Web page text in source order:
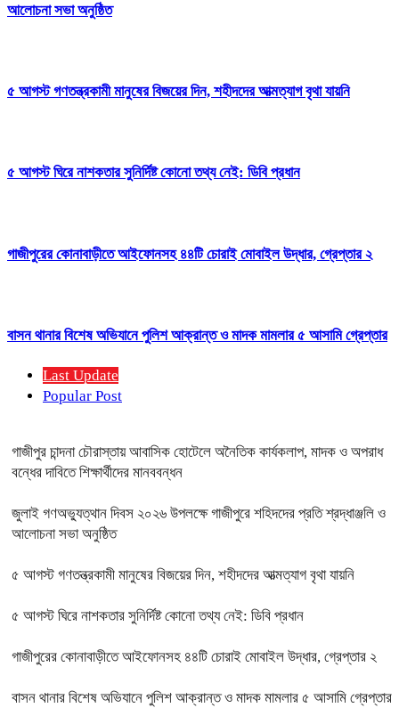
আলোচনা সভা অনুষ্ঠিত
৫ আগস্ট গণতন্ত্রকামী মানুষের বিজয়ের দিন, শহীদদের আত্মত্যাগ বৃথা যায়নি
৫ আগস্ট ঘিরে নাশকতার সুনির্দিষ্ট কোনো তথ্য নেই: ডিবি প্রধান
গাজীপুরের কোনাবাড়ীতে আইফোনসহ ৪৪টি চোরাই মোবাইল উদ্ধার, গ্রেপ্তার ২
বাসন থানার বিশেষ অভিযানে পুলিশ আক্রান্ত ও মাদক মামলার ৫ আসামি গ্রেপ্তার
Last Update
Popular Post
গাজীপুর চান্দনা চৌরাস্তায় আবাসিক হোটেলে অনৈতিক কার্যকলাপ, মাদক ও অপরাধ
বন্ধের দাবিতে শিক্ষার্থীদের মানববন্ধন
জুলাই গণঅভ্যুত্থান দিবস ২০২৬ উপলক্ষে গাজীপুরে শহিদদের প্রতি শ্রদ্ধাঞ্জলি ও
আলোচনা সভা অনুষ্ঠিত
৫ আগস্ট গণতন্ত্রকামী মানুষের বিজয়ের দিন, শহীদদের আত্মত্যাগ বৃথা যায়নি
৫ আগস্ট ঘিরে নাশকতার সুনির্দিষ্ট কোনো তথ্য নেই: ডিবি প্রধান
গাজীপুরের কোনাবাড়ীতে আইফোনসহ ৪৪টি চোরাই মোবাইল উদ্ধার, গ্রেপ্তার ২
বাসন থানার বিশেষ অভিযানে পুলিশ আক্রান্ত ও মাদক মামলার ৫ আসামি গ্রেপ্তার